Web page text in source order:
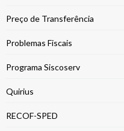
Preço de Transferência
Problemas Fiscais
Programa Siscoserv
Quirius
RECOF-SPED